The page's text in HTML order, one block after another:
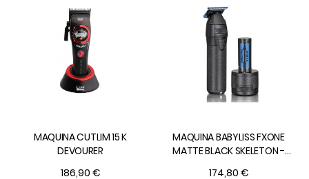
MAQUINA CUTLIM 15 K
DEVOURER
186,90 €
MAQUINA BABYLISS FXONE
MATTE BLACK SKELETON -
174,80 €